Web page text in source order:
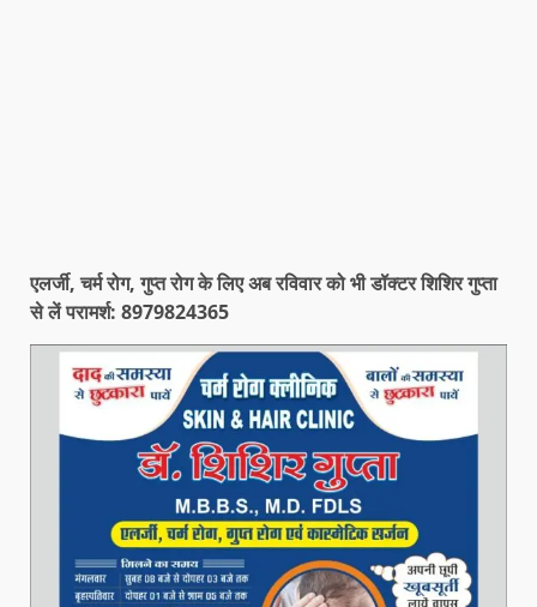
एलर्जी, चर्म रोग, गुप्त रोग के लिए अब रविवार को भी डॉक्टर शिशिर गुप्ता
से लें परामर्श: 8979824365